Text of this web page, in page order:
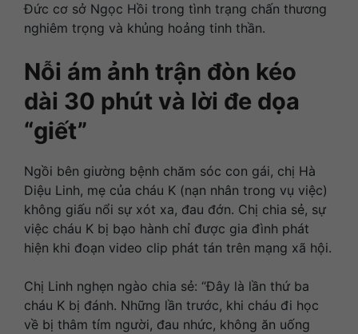
Đức cơ sở Ngọc Hồi trong tình trạng chấn thương
nghiêm trọng và khủng hoảng tinh thần.
Nỗi ám ảnh trận đòn kéo
dài 30 phút và lời đe dọa
“giết”
Ngồi bên giường bệnh chăm sóc con gái, chị Hà
Diệu Linh, mẹ của cháu K (nạn nhân trong vụ việc)
không giấu nổi sự xót xa, đau đớn. Chị chia sẻ, sự
việc cháu K bị bạo hành chỉ được gia đình phát
hiện khi đoạn video clip phát tán trên mạng xã hội.
Chị Linh nghẹn ngào chia sẻ: “Đây là lần thứ ba
cháu K bị đánh. Những lần trước, khi cháu đi học
về bị thâm tím người, đau nhức, không ăn uống